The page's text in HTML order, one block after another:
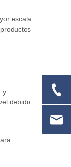
escala
y
debido